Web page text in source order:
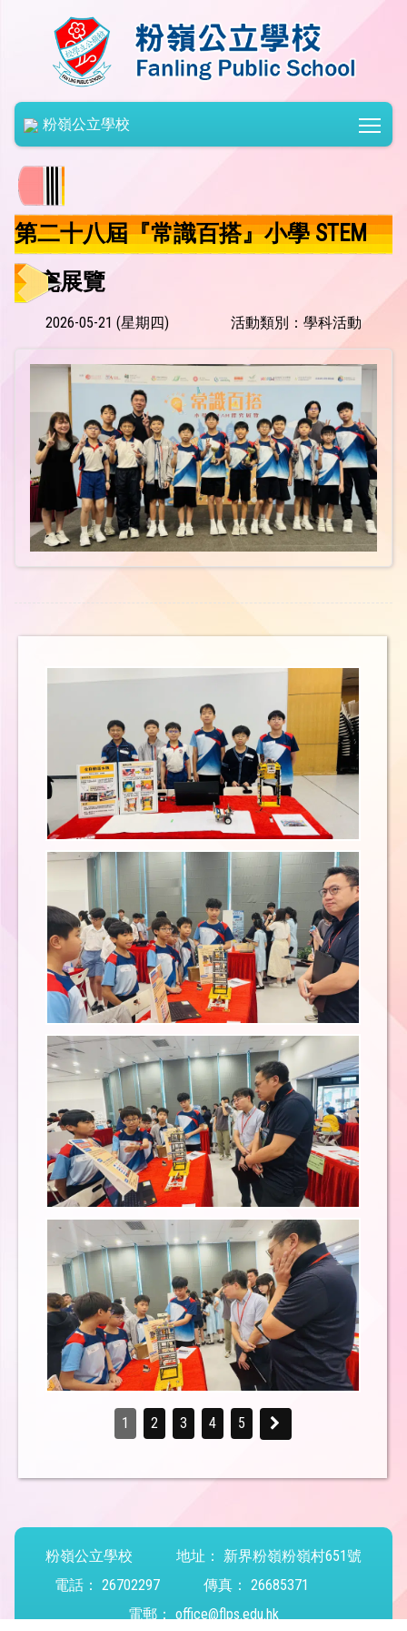
粉嶺公立學校
第二十八屆『常識百搭』小學 STEM
探究展覽
2026-05-21 (星期四) 活動類別：學科活動
1 2 3 4 5
粉嶺公立學校 地址：
新界粉嶺粉嶺村651號
電話： 26702297 傳真： 26685371
電郵： office@flps.edu.hk